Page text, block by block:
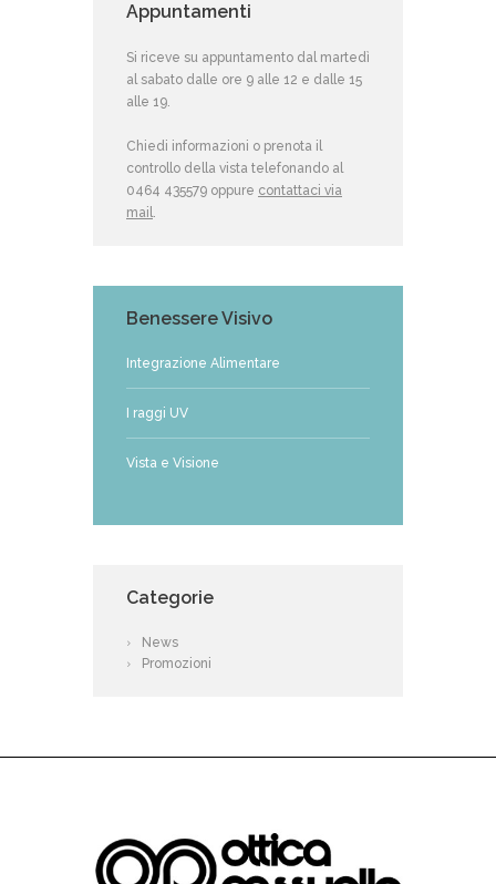
Appuntamenti
Si riceve su appuntamento dal martedì
al sabato dalle ore 9 alle 12 e dalle 15
alle 19.
Chiedi informazioni o prenota il
controllo della vista telefonando al
0464 435579 oppure contattaci via
mail.
Benessere Visivo
Integrazione Alimentare
I raggi UV
Vista e Visione
Categorie
News
Promozioni